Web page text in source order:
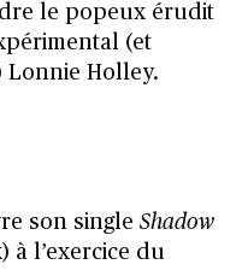
le popeux érudit
(et
Lonnie Holley.
son singleShadow
à l’exercice du